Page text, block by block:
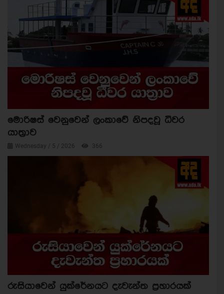
මොරිෂස් වෙනුවෙන් ලංකාවේ නිපදවූ ධීවර
යාත්‍රාව
Wednesday / 5 / 2026 366
රුසියාවෙන් යුක්රේනයට දැවැන්ත ප්‍රහාරයක්